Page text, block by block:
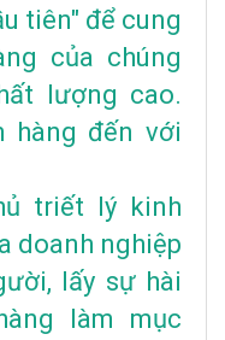
tiên" để cung
của chúng
lượng cao.
hàng đến với
triết lý kinh
doanh nghiệp
lấy sự hài
làm mục